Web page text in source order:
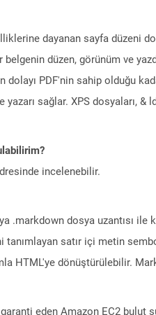
dayanan sayfa düzeni
düzen, görünüm ve
PDF'nin sahip olduğu
sağlar. XPS dosyaları, &
incelenebilir.
dosya uzantısı ile
satır içi metin
HTML'ye dönüştürülebilir.
eden Amazon EC2 bulut